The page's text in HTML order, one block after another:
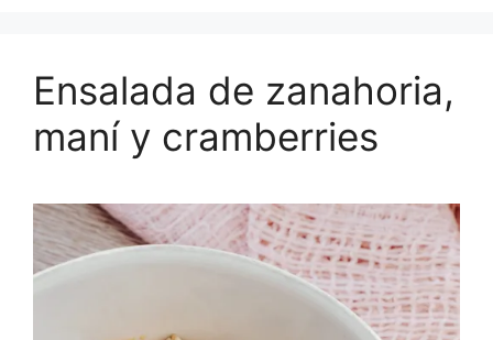
Ensalada de zanahoria,
maní y cramberries